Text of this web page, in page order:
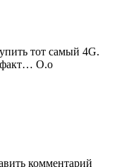
тот самый 4G.
О.о
комментарий